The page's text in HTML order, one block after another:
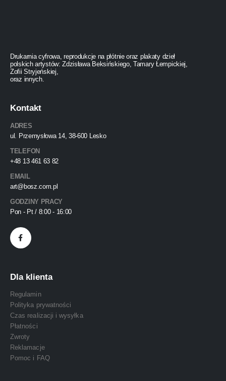
Drukarnia cyfrowa, reprodukcje na płótnie oraz plakaty dzieł
polskich artystów: Zdzisława Beksińskiego, Tamary Łempickiej,
Zofii Stryjeńskiej,
oraz innych.
Kontakt
ADRES
ul. Przemysłowa 14, 38-600 Lesko
TELEFON
+48 13 461 63 82
EMAIL
art@bosz.com.pl
GODZINY PRACY
Pon - Pt / 8:00 - 16:00
Dla klienta
Regulamin
Polityka prywatności
Czas realizacji i wysyłka
Płatności
Zwroty
Reklamacje
Pomoc i FAQ